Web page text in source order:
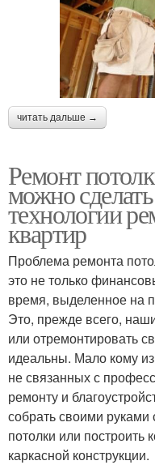
читать дальше →
Ремонт
можно
технологии
квартир
Проблема ремонта
это не только
время, выделенное на
Это, прежде всего,
или отремонтировать
идеальны. Мало кому
не связанных с
ремонту и
собрать своими
потолки или
каркасной конструкции.